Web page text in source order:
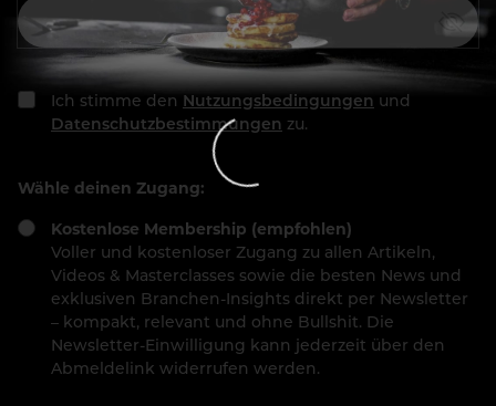
Ich stimme den Nutzungsbedingungen und
Datenschutzbestimmungen zu.
Wähle deinen Zugang:
Kostenlose Membership (empfohlen)
Voller und kostenloser Zugang zu allen Artikeln,
Videos & Masterclasses sowie die besten News und
exklusiven Branchen-Insights direkt per Newsletter
– kompakt, relevant und ohne Bullshit. Die
Newsletter-Einwilligung kann jederzeit über den
Abmeldelink widerrufen werden.